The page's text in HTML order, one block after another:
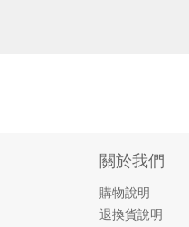
關於我們
購物說明
退換貨說明